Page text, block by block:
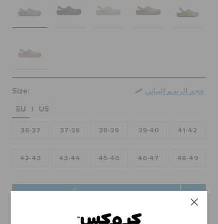
حالة الطلبية
خدمة العملاء
Size:
EU
US
36-37 37-38 38-39 39-40 41-42
42-43 43-44 45-46 46-47 48-49
حجم الرسم البياني